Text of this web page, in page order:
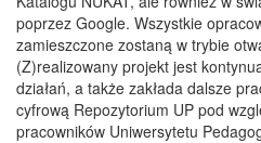
poprzez Google. Wszystkie
zamieszczone zostaną w trybie
(Z)realizowany projekt jest
działań, a także zakłada dalsze
cyfrową Repozytorium UP pod
pracowników Uniwersytetu